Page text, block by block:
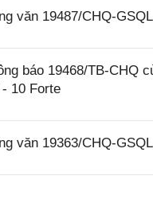
văn 19487/CHQ-
báo 19468/TB-CHQ
10 Forte
văn 19363/CHQ-